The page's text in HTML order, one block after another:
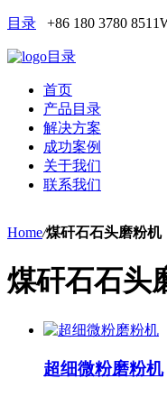
目录 +86 180 3780 8511
目录
首页
产品目录
解决方案
成功案例
关于我们
联系我们
Home/煤矸石石头磨粉机
煤矸石石头
超细微粉磨粉机